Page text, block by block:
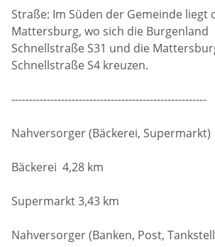
Straße: Im Süden der Gemeinde liegt
Mattersburg, wo sich die Burgenland
Schnellstraße S31 und die
Schnellstraße S4 kreuzen.
-------------------------------------------------------
Nahversorger (Bäckerei, Supermarkt)
Bäckerei 4,28 km
Supermarkt 3,43 km
Nahversorger (Banken, Post,